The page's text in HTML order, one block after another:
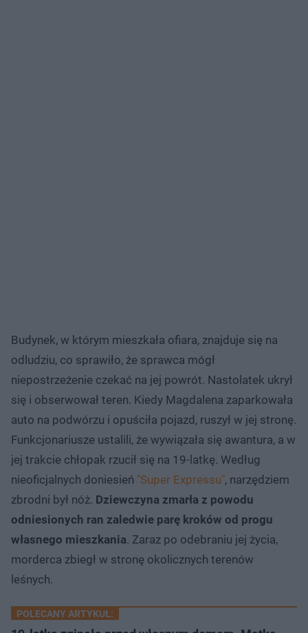
Budynek, w którym mieszkała ofiara, znajduje się na
odludziu, co sprawiło, że sprawca mógł
niepostrzeżenie czekać na jej powrót. Nastolatek ukrył
się i obserwował teren. Kiedy Magdalena zaparkowała
auto na podwórzu i opuściła pojazd, ruszył w jej stronę.
Funkcjonariusze ustalili, że wywiązała się awantura, a w
jej trakcie chłopak rzucił się na 19-latkę. Według
nieoficjalnych doniesień "Super Expressu", narzędziem
zbrodni był nóż. Dziewczyna zmarła z powodu
odniesionych ran zaledwie parę kroków od progu
własnego mieszkania. Zaraz po odebraniu jej życia,
morderca zbiegł w stronę okolicznych terenów
leśnych.
POLECANY ARTYKUŁ: